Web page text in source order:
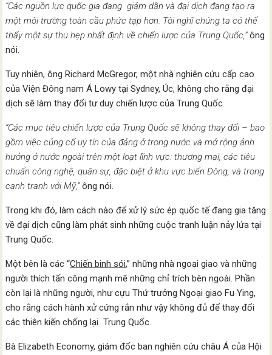
“Các nguồn lực quốc gia đang giảm dần và đại dịch đang tạo ra
một môi trường toàn cầu phức tạp hơn. Tôi nghĩ chúng ta có thể
thấy một sự thu hẹp nhất định về chiến lược của Trung Quốc,”ông
nói.
Tuy nhiên, ông Richard McGregor, một nhà nghiên cứu cấp cao
của Viện Đông nam Á Lowy tại Sydney, Úc, không cho rằng đại
dịch sẽ làm thay đổi tư duy chiến lược của Trung Quốc.
“Các mục tiêu chiến lược của Trung Quốc sẽ không thay đổi – bao
gồm việc củng cố uy tín của đảng ở trong nước và mở rộng ảnh
hưởng ở nước ngoài trên một loạt lĩnh vực: thương mại, các tiêu
chuẩn công nghệ, quân sự, đặc biệt ở khu vực biển Đông, và trong
cạnh tranh với Mỹ,”ông nói.
Trong khi đó, làm cách nào để xử lý sức ép quốc tế đang gia tăng
về đại dịch cũng làm phát sinh những cuộc tranh luận nảy lửa tại
Trung Quốc.
Một bên là các “Chiến binh sói,” những nhà ngoại giao và những
người thích tấn công mạnh mẽ những chỉ trích bên ngoài. Phần
còn lại là những người, như cựu Thứ trưởng Ngoại giao Fu Ying,
cho rằng cách hành xử cứng rắn như vậy không đủ để thay đổi
các thiên kiến chống lại Trung Quốc.
Bà Elizabeth Economy, giám đốc ban nghiên cứu châu Á của Hội